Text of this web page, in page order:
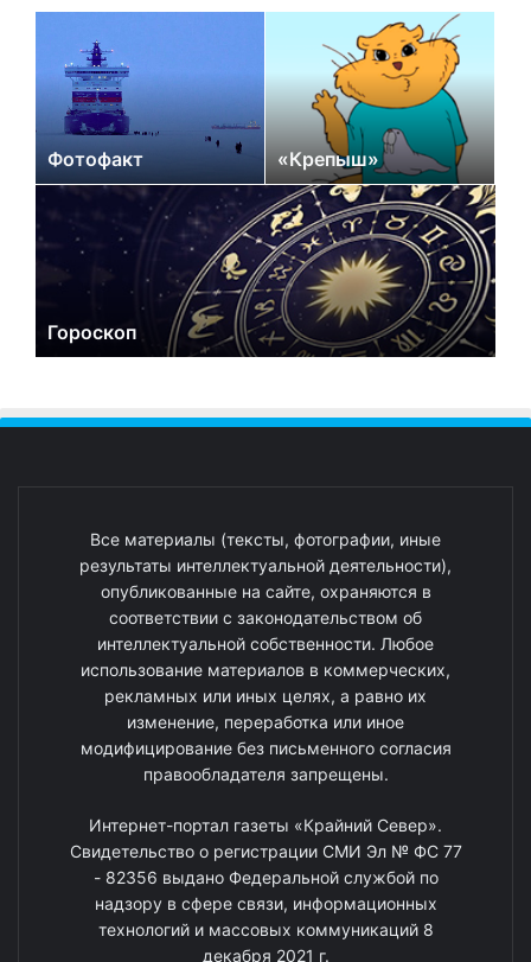
Фотофакт «Крепыш»
Гороскоп
Все материалы (тексты, фотографии, иные
результаты интеллектуальной деятельности),
опубликованные на сайте, охраняются в
соответствии с законодательством об
интеллектуальной собственности. Любое
использование материалов в коммерческих,
рекламных или иных целях, а равно их
изменение, переработка или иное
модифицирование без письменного согласия
правообладателя запрещены.
Интернет-портал газеты «Крайний Север».
Свидетельство о регистрации СМИ Эл № ФС 77
- 82356 выдано Федеральной службой по
надзору в сфере связи, информационных
технологий и массовых коммуникаций 8
декабря 2021 г.